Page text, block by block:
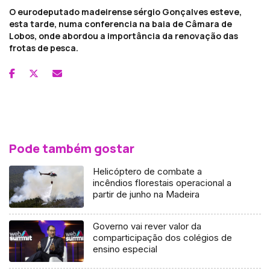
O eurodeputado madeirense sérgio Gonçalves esteve,
esta tarde, numa conferencia na baia de Câmara de
Lobos, onde abordou a importância da renovação das
frotas de pesca.
Pode também gostar
Helicóptero de combate a
incêndios florestais operacional a
partir de junho na Madeira
Governo vai rever valor da
comparticipação dos colégios de
ensino especial